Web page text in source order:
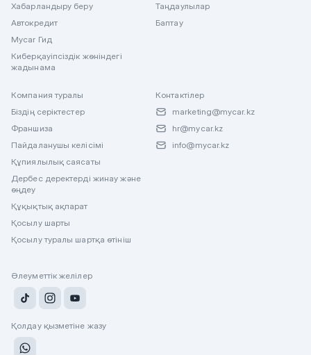
Хабарландыру беру
Автокредит
Mycar Гид
Киберқауіпсіздік жөніндегі
жадынама
Таңдаулылар
Баптау
Компания туралы
Біздің серіктестер
Франшиза
Пайдаланушы келісімі
Құпиялылық саясаты
Дербес деректерді жинау және
өңдеу
Құқықтық ақпарат
Қосылу шарты
Қосылу туралы шартқа өтініш
Контактілер
marketing@mycar.kz
hr@mycar.kz
info@mycar.kz
Әлеуметтік желілер
Қолдау қызметіне жазу